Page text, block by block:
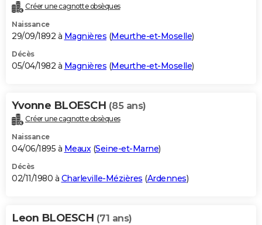
Créer une cagnotte obsèques
Naissance
29/09/1892 à Magnières (Meurthe-et-Moselle)
Décès
05/04/1982 à Magnières (Meurthe-et-Moselle)
Yvonne BLOESCH (85 ans)
Créer une cagnotte obsèques
Naissance
04/06/1895 à Meaux (Seine-et-Marne)
Décès
02/11/1980 à Charleville-Mézières (Ardennes)
Leon BLOESCH (71 ans)